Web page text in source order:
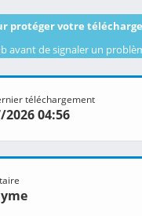
protéger votre
avant de signaler un
téléchargement
2026 04:56